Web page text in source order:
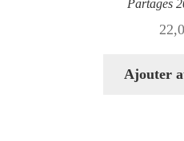
Partages
Ajouter